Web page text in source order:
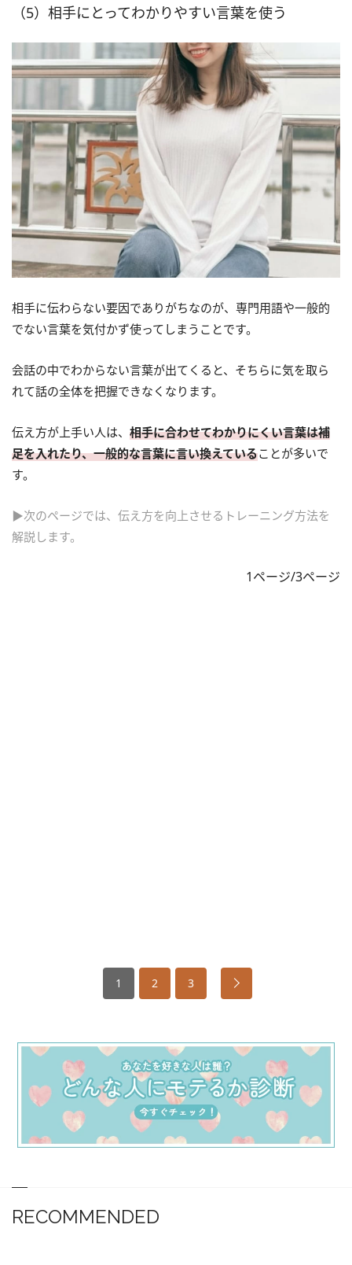
（5）相手にとってわかりやすい言葉を使う
相手に伝わらない要因でありがちなのが、専門用語や一般的
でない言葉を気付かず使ってしまうことです。
会話の中でわからない言葉が出てくると、そちらに気を取ら
れて話の全体を把握できなくなります。
伝え方が上手い人は、 相手に合わせてわかりにくい言葉は補
足を入れたり、一般的な言葉に言い換えていることが多いで
す。
▶次のページでは、伝え方を向上させるトレーニング方法を
解説します。
1ページ/3ページ
1 2 3
RECOMMENDED